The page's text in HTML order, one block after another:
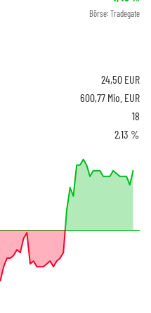
Börse: Tradegate
24,50 EUR
600,77 Mio. EUR
18
2,13 %